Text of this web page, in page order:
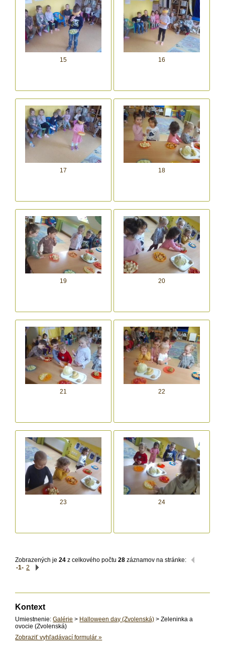
15 16
17 18
19 20
21 22
23 24
Zobrazených je24 z celkového počtu28 záznamov na stránke:
-1- 2
Kontext
Umiestnenie:Galérie > Halloween day (Zvolenská) > Zeleninka a
ovocie (Zvolenská)
Zobraziť vyhľadávací formulár»